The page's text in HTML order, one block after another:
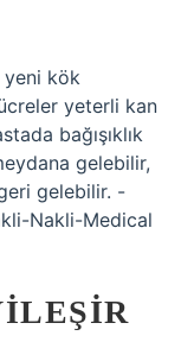
yeni kök
yeterli kan
bağışıklık
gelebilir,
gelebilir. -
Nakli-Medical